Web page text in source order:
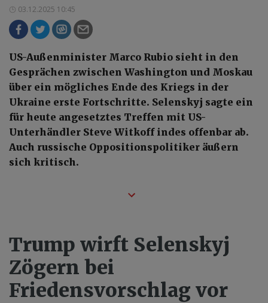
03.12.2025 10:45
US-Außenminister Marco Rubio sieht in den
Gesprächen zwischen Washington und Moskau
über ein mögliches Ende des Kriegs in der
Ukraine erste Fortschritte. Selenskyj sagte ein
für heute angesetztes Treffen mit US-
Unterhändler Steve Witkoff indes offenbar ab.
Auch russische Oppositionspolitiker äußern
sich kritisch.
Trump wirft Selenskyj
Zögern bei
Friedensvorschlag vor